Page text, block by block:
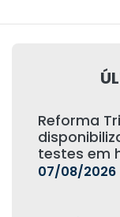
Reforma
testes em
07/08/2026